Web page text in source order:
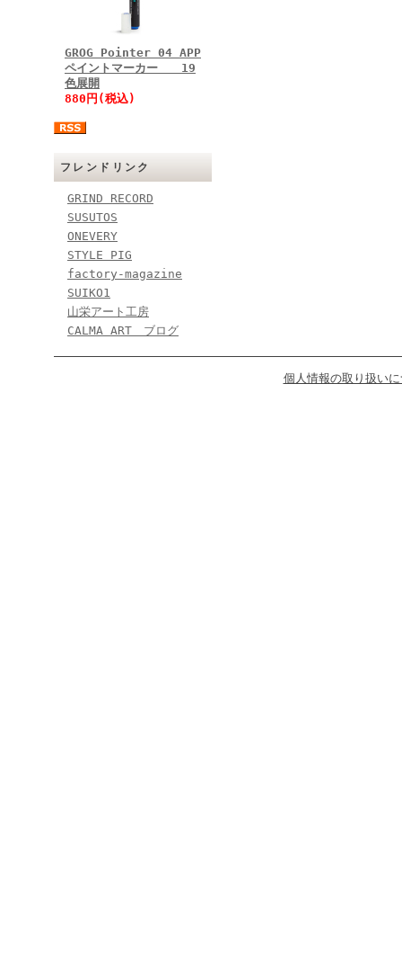
GROG Pointer 04 APP
ペイントマーカー 19
色展開
880円(税込)
フレンドリンク
GRIND RECORD
SUSUTOS
ONEVERY
STYLE PIG
factory-magazine
SUIKO1
山栄アート工房
CALMA ART ブログ
個人情報の取り扱い